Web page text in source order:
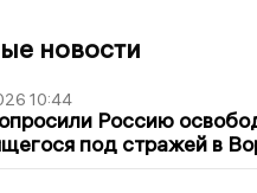
новости
10:44
Россию
под стражей в